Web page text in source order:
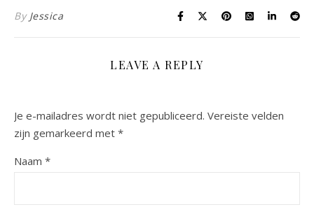
By Jessica
LEAVE A REPLY
Je e-mailadres wordt niet gepubliceerd. Vereiste velden
zijn gemarkeerd met *
Naam *